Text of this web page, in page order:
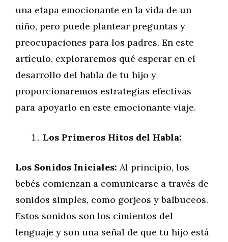
una etapa emocionante en la vida de un
niño, pero puede plantear preguntas y
preocupaciones para los padres. En este
artículo, exploraremos qué esperar en el
desarrollo del habla de tu hijo y
proporcionaremos estrategias efectivas
para apoyarlo en este emocionante viaje.
Los Primeros Hitos del Habla:
Los Sonidos Iniciales: Al principio, los
bebés comienzan a comunicarse a través de
sonidos simples, como gorjeos y balbuceos.
Estos sonidos son los cimientos del
lenguaje y son una señal de que tu hijo está